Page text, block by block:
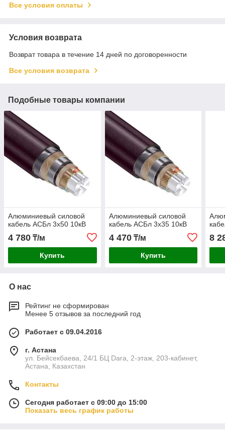
Все условия оплаты
Условия возврата
Возврат товара в течение 14 дней по договоренности
Все условия возврата
Подобные товары компании
Алюминиевый силовой
кабель АСБл 3х50 10кВ
4 780 ₸/м
Купить
Алюминиевый силовой
кабель АСБл 3х35 10кВ
4 470₸/м
Купить
8
О нас
Рейтинг не сформирован
Менее 5 отзывов за последний год
Работает с 09.04.2016
г. Астана
ул. Бейсекбаева, 24/1 БЦ Dara, 2-этаж, 203-кабинет,
Астана, Казахстан
Контакты
Сегодня работает с 09:00 до 15:00
Показать весь график работы